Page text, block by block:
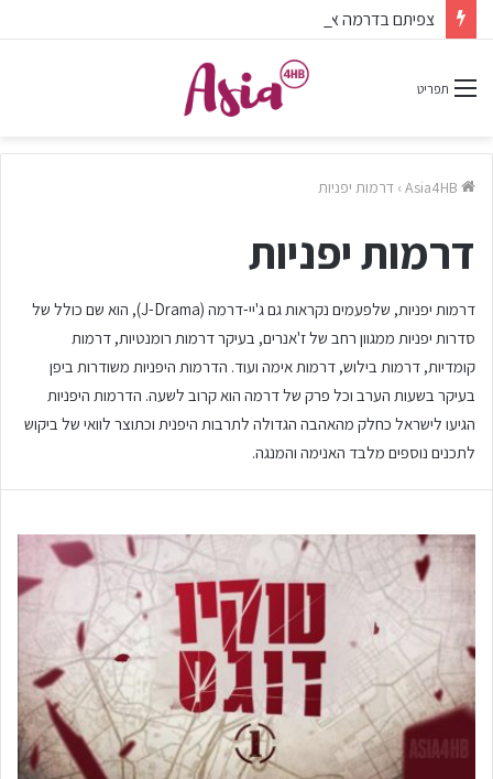
צפיתם בדרמה או סרט ונהניתם? אל תשכחו לפרגן בתגובות.
תפריט
› דרמות יפניות
דרמות יפניות
דרמות יפניות, שלפעמים נקראות גם ג'יי-דרמה (J-Drama), הוא שם כולל של
סדרות יפניות ממגוון רחב של ז'אנרים, בעיקר דרמות רומנטיות, דרמות
קומדיות, דרמות בילוש, דרמות אימה ועוד. הדרמות היפניות משודרות ביפן
בעיקר בשעות הערב וכל פרק של דרמה הוא קרוב לשעה. הדרמות היפניות
הגיעו לישראל כחלק מהאהבה הגדולה לתרבות היפנית וכתוצר לוואי של ביקוש
לתכנים נוספים מלבד האנימה והמנגה.